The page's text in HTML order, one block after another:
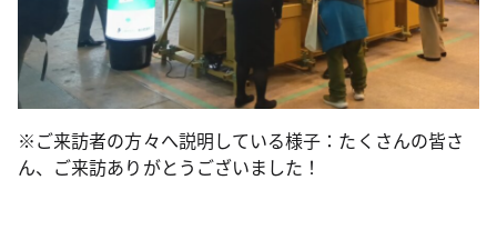
※ご来訪者の方々へ説明している様子：たくさんの皆さ
ん、ご来訪ありがとうございました！